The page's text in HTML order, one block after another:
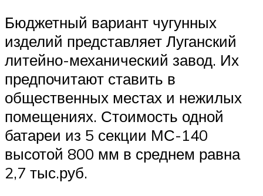
Бюджетный вариант чугунных
изделий представляет Луганский
литейно-механический завод. Их
предпочитают ставить в
общественных местах и нежилых
помещениях. Стоимость одной
батареи из 5 секции МС-140
высотой 800 мм в среднем равна
2,7 тыс.руб.